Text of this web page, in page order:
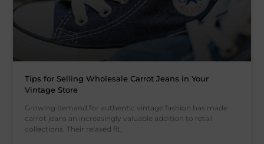
Tips for Selling Wholesale Carrot Jeans in Your
Vintage Store
Growing demand for authentic vintage fashion has made
carrot jeans an increasingly valuable addition to retail
collections. Their relaxed fit,